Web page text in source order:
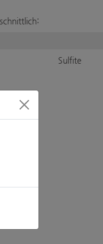
Sulfite